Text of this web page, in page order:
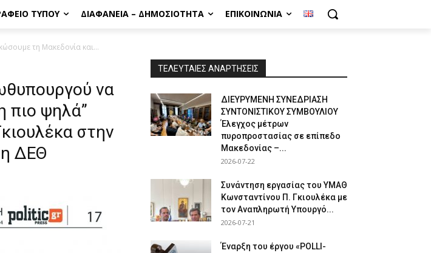
ΤΎΠΟΥ ΔΙΑΦΆΝΕΙΑ – ΔΗΜΟΣΙΌΤΗΤΑ ΕΠΙΚΟΙΝΩΝΊΑ
τη Μακεδονία και...
να
πιο ψηλά”
στην
ΔΕΘ
ΤΕΛΕΥΤΑΙΕΣ ΑΝΑΡΤΗΣΕΙΣ
ΔΙΕΥΡΥΜΕΝΗ ΣΥΝΕΔΡΙΑΣΗ
ΣΥΝΤΟΝΙΣΤΙΚΟΥ ΣΥΜΒΟΥΛΙΟΥ
Έλεγχος μέτρων
πυροπροστασίας σε επίπεδο
Μακεδονίας –...
2026-07-22
Συνάντηση εργασίας του ΥΜΑΘ
Κωνσταντίνου Π. Γκιουλέκα με
τον Αναπληρωτή Υπουργό...
2026-07-21
Έναρξη του έργου «POLLI-